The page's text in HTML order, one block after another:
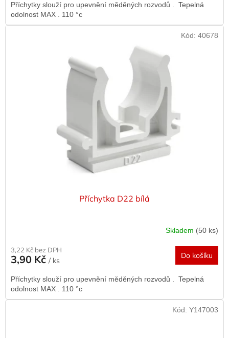
Příchytky slouží pro upevnění měděných rozvodů . Tepelná
odolnost MAX . 110 °c
Příchytka D22 bílá
Skladem (50 ks)
3,22 Kč bez DPH
3,90 Kč / ks
Do košíku
Příchytky slouží pro upevnění měděných rozvodů . Tepelná
odolnost MAX . 110 °c
Kód: 40678
Kód: Y147003